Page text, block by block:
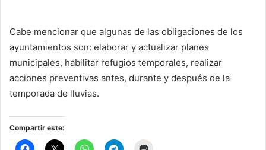
Cabe mencionar que algunas de las obligaciones de los
ayuntamientos son: elaborar y actualizar planes
municipales, habilitar refugios temporales, realizar
acciones preventivas antes, durante y después de la
temporada de lluvias.
Compartir este: